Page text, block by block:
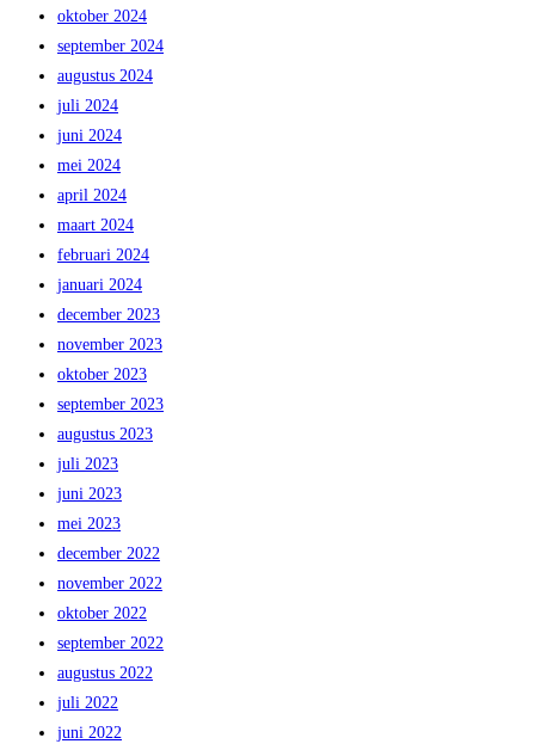
oktober 2024
september 2024
augustus 2024
juli 2024
juni 2024
mei 2024
april 2024
maart 2024
februari 2024
januari 2024
december 2023
november 2023
oktober 2023
september 2023
augustus 2023
juli 2023
juni 2023
mei 2023
december 2022
november 2022
oktober 2022
september 2022
augustus 2022
juli 2022
juni 2022